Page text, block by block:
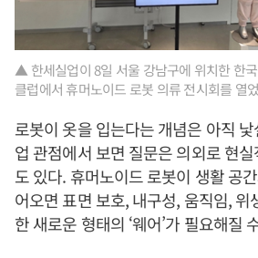
▲ 한세실업이 8일 서울 강남구에 위치한 한
클럽에서 휴머노이드 로봇 의류 전시회를 열
로봇이 옷을 입는다는 개념은 아직
업 관점에서 보면 질문은 의외로 현
도 있다. 휴머노이드 로봇이 생활 공
어오면 표면 보호, 내구성, 움직임, 위
한 새로운 형태의 ‘웨어’가 필요해질